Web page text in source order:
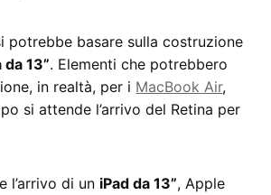
potrebbe basare sulla costruzione
13”. Elementi che potrebbero
in realtà, per i MacBook Air,
si attende l’arrivo del Retina per
l’arrivo di un iPad da 13”, Apple